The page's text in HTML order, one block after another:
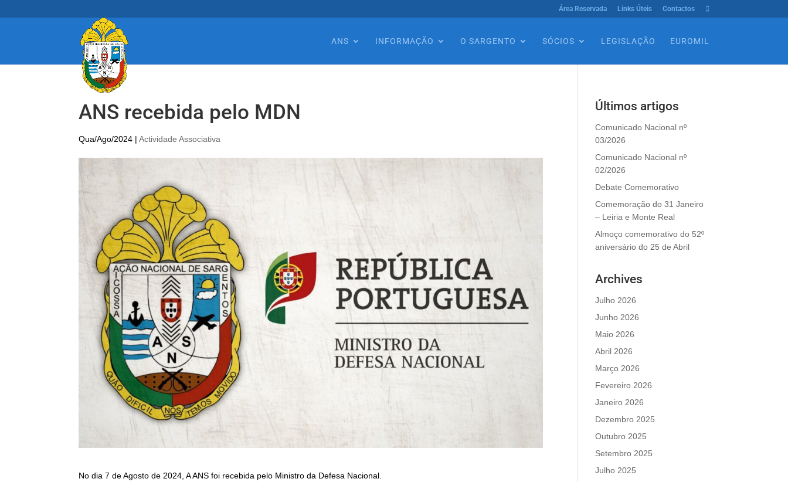
Área Reservada Links Úteis Contactos 
ANS INFORMAÇÃO O SARGENTO SÓCIOS LEGISLAÇÃO EUROMIL
ANS recebida pelo MDN
Qua/Ago/2024 |Actividade Associativa
No dia 7 de Agosto de 2024, A ANS foi recebida pelo Ministro da Defesa Nacional.
Últimos artigos
Comunicado Nacional nº
03/2026
Comunicado Nacional nº
02/2026
Debate Comemorativo
Comemoração do 31 Janeiro
– Leiria e Monte Real
Almoço comemorativo do 52º
aniversário do 25 de Abril
Archives
Julho 2026
Junho 2026
Maio 2026
Abril 2026
Março 2026
Fevereiro 2026
Janeiro 2026
Dezembro 2025
Outubro 2025
Setembro 2025
Julho 2025